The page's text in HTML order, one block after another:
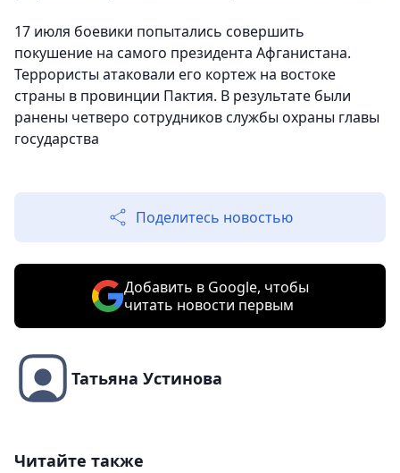
17 июля боевики попытались совершить
покушение на самого президента Афганистана.
Террористы атаковали его кортеж на востоке
страны в провинции Пактия. В результате были
ранены четверо сотрудников службы охраны главы
государства
Поделитесь новостью
Добавить в Google, чтобы
читать новости первым
Татьяна Устинова
Читайте также